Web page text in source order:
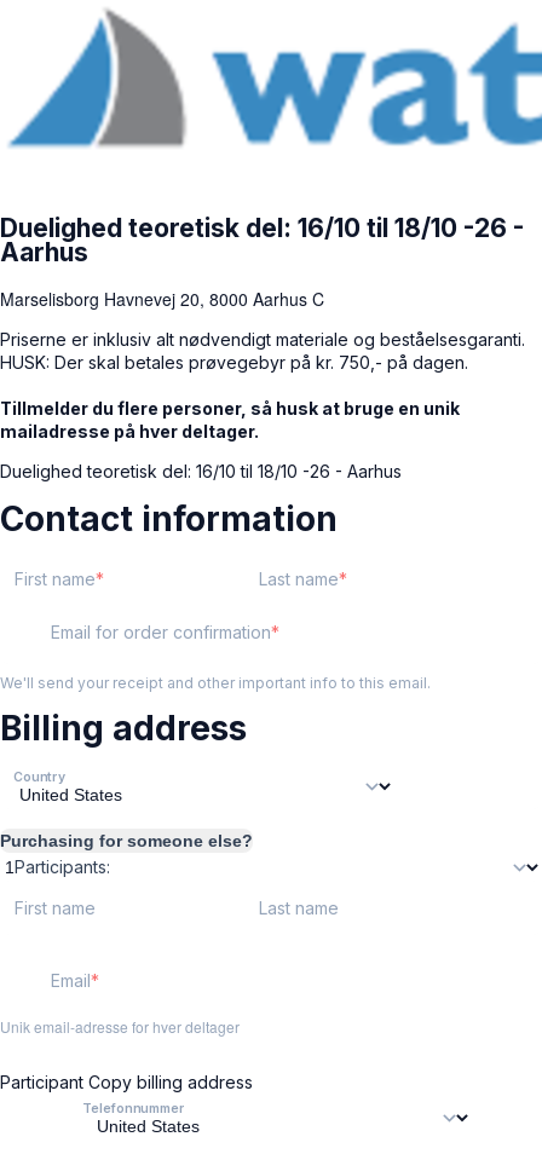
Duelighed teoretisk del: 16/10 til 18/10 -26 -
Aarhus
Marselisborg Havnevej 20, 8000 Aarhus C
Priserne er inklusiv alt nødvendigt materiale og beståelsesgaranti.
HUSK: Der skal betales prøvegebyr på kr. 750,- på dagen.
Tillmelder du flere personer, så husk at bruge en unik
mailadresse på hver deltager.
Duelighed teoretisk del: 16/10 til 18/10 -26 - Aarhus
Contact information
First name Last name
Email for order confirmation
We'll send your receipt and other important info to this email.
Billing address
Country
Purchasing for someone else?
Participants:
First name
Last name
Email
Unik email-adresse for hver deltager
Participant Copy billing address
Telefonnummer